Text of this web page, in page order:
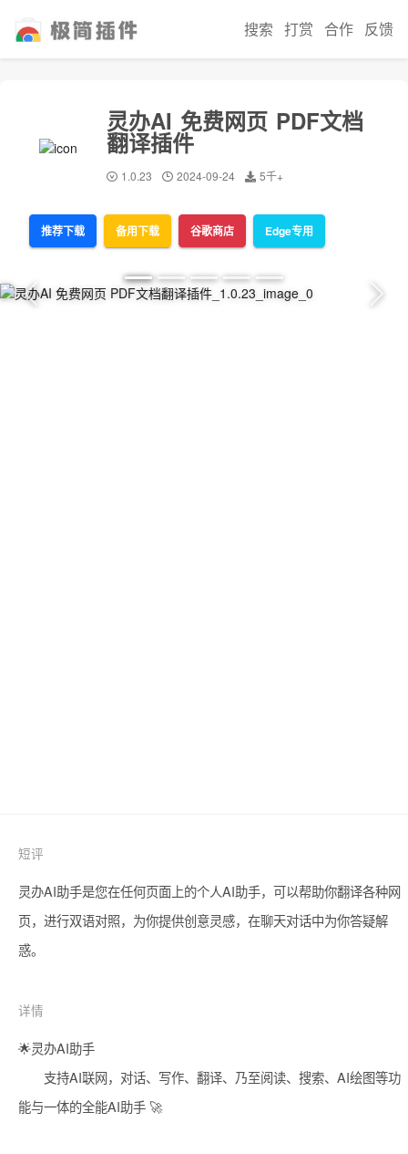
搜索 打赏 合作 反馈
灵办AI 免费网页 PDF文档
翻译插件
1.0.23 2024-09-24 5千+
推荐下载 备用下载 谷歌商店 Edge专用
短评
灵办AI助手是您在任何页面上的个人AI助手，可以帮助你翻译各种网
页，进行双语对照，为你提供创意灵感，在聊天对话中为你答疑解
惑。
详情
🌟灵办AI助手
能与一体的全能AI助手 🚀